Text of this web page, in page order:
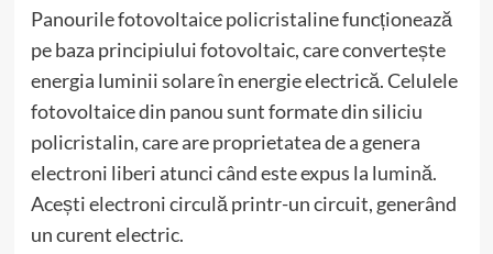
Panourile fotovoltaice policristaline funcționează
pe baza principiului fotovoltaic, care convertește
energia luminii solare în energie electrică. Celulele
fotovoltaice din panou sunt formate din siliciu
policristalin, care are proprietatea de a genera
electroni liberi atunci când este expus la lumină.
Acești electroni circulă printr-un circuit, generând
un curent electric.